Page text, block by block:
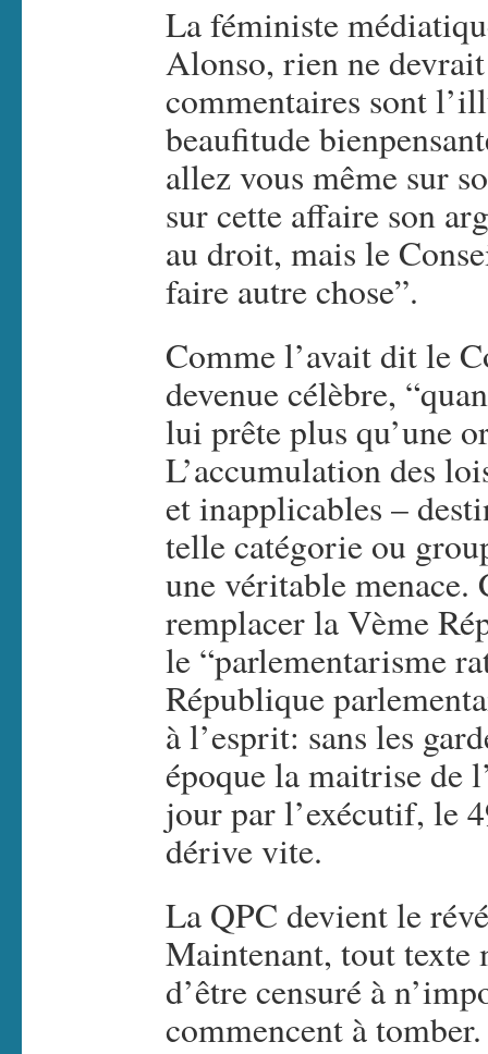
La féministe
Alonso, rien ne
commentaires sont
beaufitude
allez vous même sur
sur cette affaire son
au droit, mais le
faire autre chose”.
Comme l’avait dit le
devenue célèbre,
lui prête plus qu’une
L’accumulation des
et inapplicables –
telle catégorie ou
une véritable menace.
remplacer la Vème
le “parlementarisme
République
à l’esprit: sans les
époque la maitrise de
jour par l’exécutif, le
dérive vite.
La QPC devient le
Maintenant, tout texte
d’être censuré à
commencent à tomber.